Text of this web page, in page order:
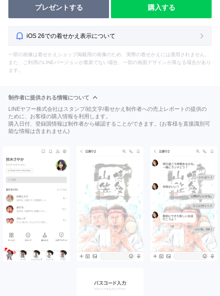
プレゼントする 購入する
iOS 26での着せかえ表示について
一部の画像は着せかえショップ掲載用の画像のため、実際の着せかえには適用されません。
また、ご利用のLINEバージョンが最新でない場合、一部の画面デザインが異なる場合があり
ます。
制作者に提供される情報について
LINEヤフー株式会社はスタンプ/絵文字/着せかえ制作者への売上レポートの提供の
ために、お客様の購入情報を利用します。
購入日付、登録国情報は制作者から確認することができます。(お客様を直接識別可
能な情報は含まれません)